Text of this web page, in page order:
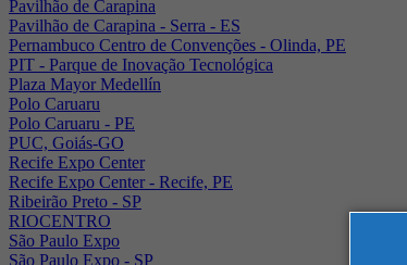
Pavilhão de Carapina
Pavilhão de Carapina - Serra - ES
Pernambuco Centro de Convenções - Olinda, PE
PIT - Parque de Inovação Tecnológica
Plaza Mayor Medellín
Polo Caruaru
Polo Caruaru - PE
PUC, Goiás-GO
Recife Expo Center
Recife Expo Center - Recife, PE
Ribeirão Preto - SP
RIOCENTRO
São Paulo Expo
São Paulo Expo - SP